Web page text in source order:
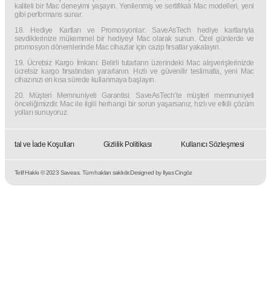
kaliteli bir Mac deneyimi yaşayın. Yenilenmiş ve sertifikalı Mac modelleri, yeni
gibi performans sunar.
18. Hediye Kartları ve Promosyonlar: SaveAsTech hediye kartlarıyla
sevdiklerinize mükemmel bir hediyeyi Mac olarak sunun. Özel günlerde ve
promosyon dönemlerinde Mac cihazlar için cazip fırsatlar yakalayın.
19. Ücretsiz Kargo İmkanı: Belirli tutarların üzerindeki Mac alışverişlerinizde
ücretsiz kargo fırsatından yararlanın. Hızlı ve güvenilir teslimatla, yeni Mac
cihazınızı en kısa sürede kullanmaya başlayın.
20. Müşteri Memnuniyeti Garantisi: SaveAsTech’te müşteri memnuniyeti
önceliğimizdir. Mac ile ilgili herhangi bir sorun yaşarsanız, hızlı ve etkili çözüm
yolları sunuyoruz.
İptal ve İade Koşulları Gizlilik Politikası Kullanıcı Sözleşmesi
Telif Hakkı © 2023 Saveas. Tüm hakları saklıdır.Designed by Ilyas Cingöz